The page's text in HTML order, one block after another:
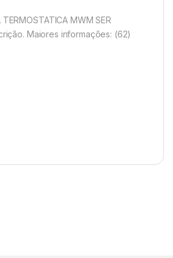
MWM SER
Maiores informações: (62)